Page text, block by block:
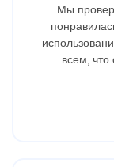
Мы
всем,